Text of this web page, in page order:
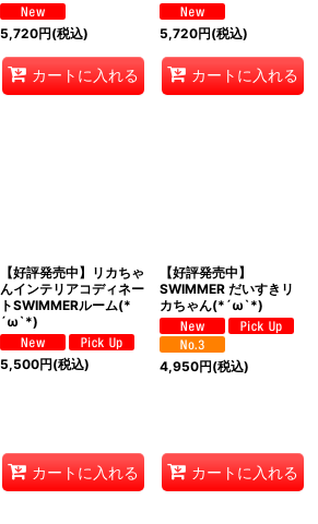
5,720円(税込)
カートに入れる
5,720円(税込)
カートに入れる
【好評発売中】リカちゃ
んインテリアコディネー
トSWIMMERルーム(*
´ω`*)
5,500円(税込)
カートに入れる
【好評発売中】
SWIMMER だいすきリ
カちゃん(*´ω`*)
4,950円(税込)
カートに入れる